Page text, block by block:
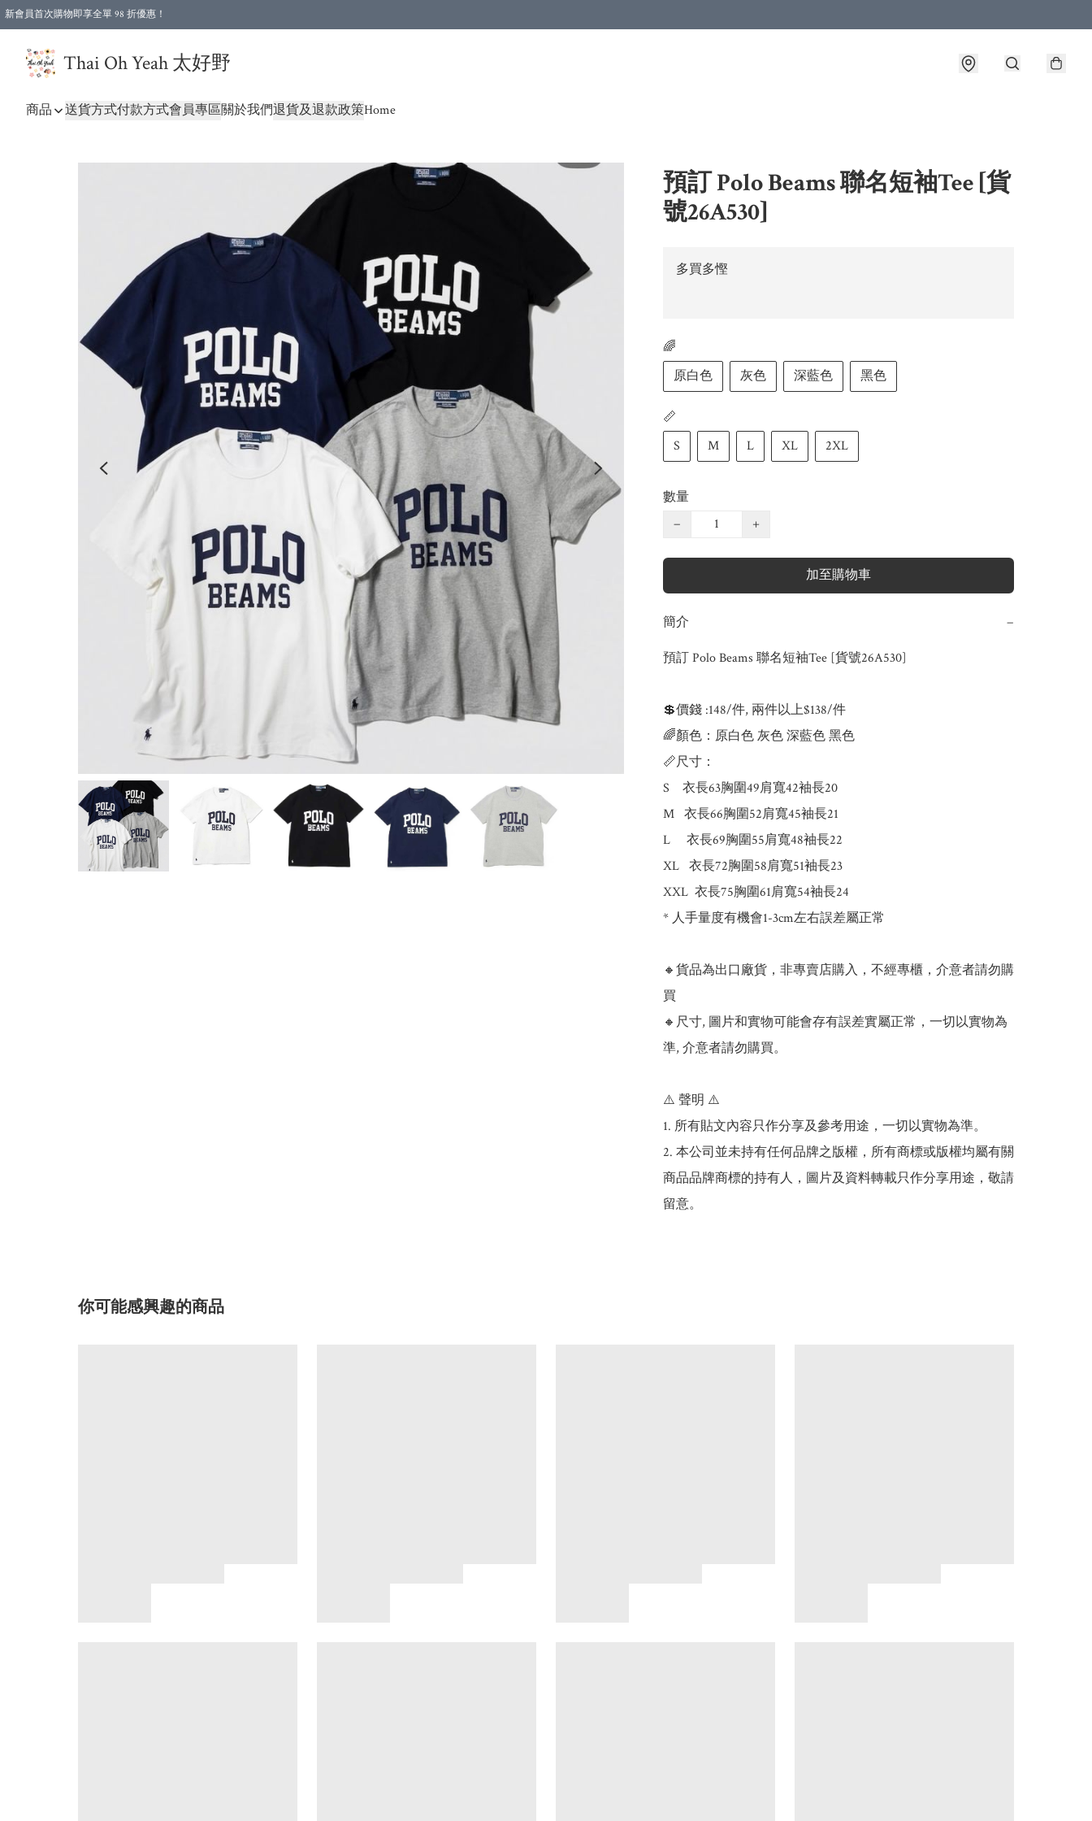
新會員首次購物即享全單 98 折優惠！
Thai Oh Yeah 太好野
商品 送貨方式付款方式會員專區關於我們退貨及退款政策Home
預訂 Polo Beams 聯名短袖Tee [貨
號26A530]
多買多慳
🌈
原白色
灰色 深藍色 黑色
📏
S
M L XL 2XL
數量
−
+
加至購物車
簡介 −
預訂 Polo Beams 聯名短袖Tee [貨號26A530]
💲價錢 :148/件, 兩件以上$138/件
🌈顏色：原白色 灰色 深藍色 黑色
📏尺寸：
S    衣長63胸圍49肩寬42袖長20
M   衣長66胸圍52肩寬45袖長21
L     衣長69胸圍55肩寬48袖長22
XL   衣長72胸圍58肩寬51袖長23
XXL  衣長75胸圍61肩寬54袖長24
* 人手量度有機會1-3cm左右誤差屬正常
🔸貨品為出口廠貨，非專賣店購入，不經專櫃，介意者請勿購
買
🔸尺寸, 圖片和實物可能會存有誤差實屬正常，一切以實物為
準, 介意者請勿購買。
⚠️ 聲明 ⚠️
1. 所有貼文內容只作分享及參考用途，一切以實物為準。
2. 本公司並未持有任何品牌之版權，所有商標或版權均屬有關
商品品牌商標的持有人，圖片及資料轉載只作分享用途，敬請
留意。
你可能感興趣的商品